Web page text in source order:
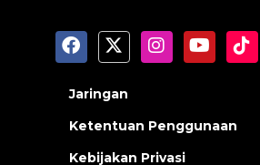
Jaringan
Ketentuan Penggunaan
Kebijakan Privasi